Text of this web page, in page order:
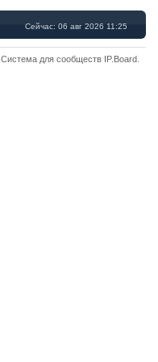
Сейчас: 06 авг 2026 11:25
Система для сообществ IP.Board